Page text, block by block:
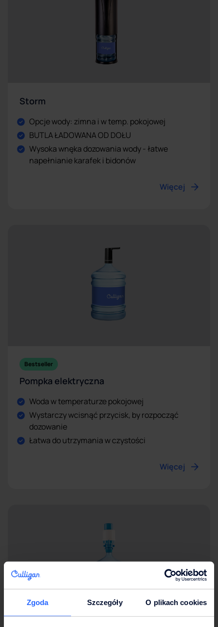
Zgoda Szczegóły O plikach cookies
Storm
Opcje wody: zimna i w temp. pokojowej
BUTLA ŁADOWANA OD DOŁU
Wysoka wnęka dozowania wody - łatwe
napełnianie karafek i bidonów
Więcej
Bestseller
Pompka elektryczna
Woda w temperaturze pokojowej
Wystarczy wcisnąć przycisk, by rozpocząć
dozowanie
Łatwa do utrzymania w czystości
Więcej